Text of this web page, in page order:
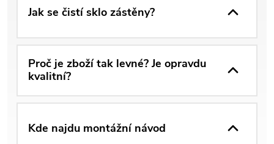
Jak se čistí sklo zástěny?
Proč je zboží tak levné? Je opravdu
kvalitní?
Kde najdu montážní návod